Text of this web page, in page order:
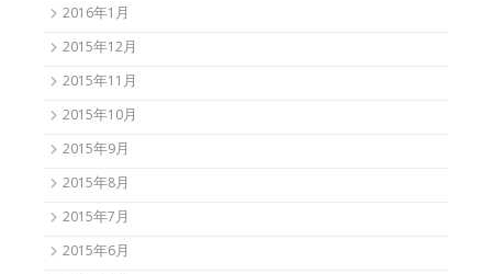
2016年1月
2015年12月
2015年11月
2015年10月
2015年9月
2015年8月
2015年7月
2015年6月